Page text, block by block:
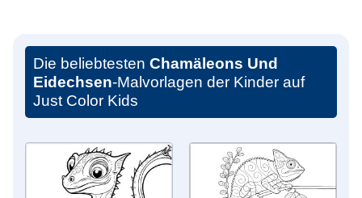
Die beliebtesten Chamäleons Und
Eidechsen-Malvorlagen der Kinder auf
Just Color Kids